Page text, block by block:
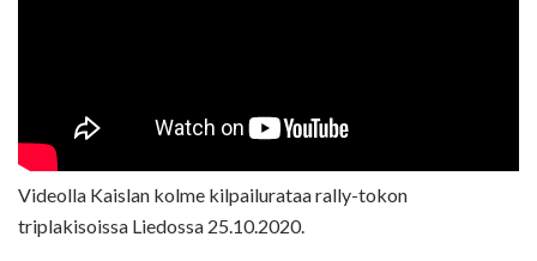
Videolla Kaislan kolme kilpailurataa rally-tokon
triplakisoissa Liedossa 25.10.2020.